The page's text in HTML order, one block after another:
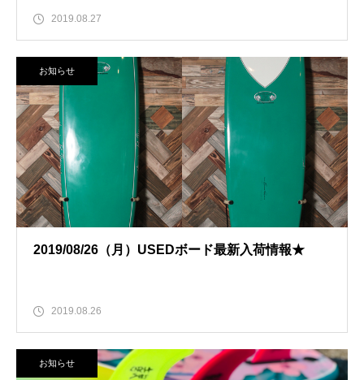
2019.08.27
お知らせ
2019/08/26（月）USEDボード最新入荷情報★
2019.08.26
お知らせ